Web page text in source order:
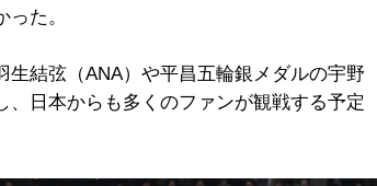
た。
結弦（ANA）や平昌五輪銀メダルの宇野
日本からも多くのファンが観戦する予定